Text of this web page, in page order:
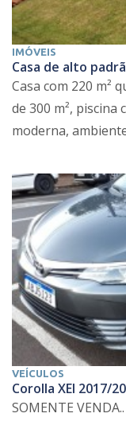
IMÓVEIS
Casa de alto
Casa com 220 m²
de 300 m²,
moderna,
VEÍCULOS
Corolla XEI 2017/
SOMENTE